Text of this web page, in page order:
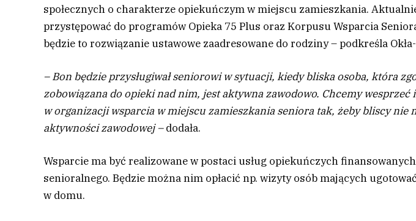
społecznych o charakterze opiekuńczym w miejscu zamieszkania.
przystępować do programów Opieka 75 Plus oraz Korpusu Wsparcia
będzie to rozwiązanie ustawowe zaadresowane do rodziny –podkreśla
– Bon będzie przysługiwał seniorowi w sytuacji, kiedy bliska osoba, która
zobowiązana do opieki nad nim, jest aktywna zawodowo. Chcemy wesprzeć
w organizacji wsparcia w miejscu zamieszkania seniora tak, żeby bliscy nie
aktywności zawodowej –dodała.
Wsparcie ma być realizowane w postaci usług opiekuńczych
senioralnego. Będzie można nim opłacić np. wizyty osób mających
w domu.